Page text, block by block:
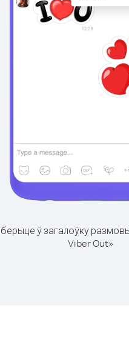
ў загалоўку размовы
Viber Out»